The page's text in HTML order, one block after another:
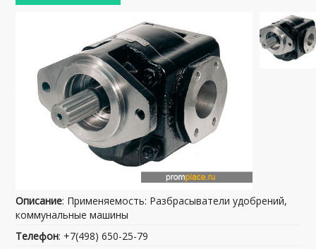
Описание: Применяемость: Разбрасыватели удобрений,
коммунальные машины
Телефон: +7(498) 650-25-79